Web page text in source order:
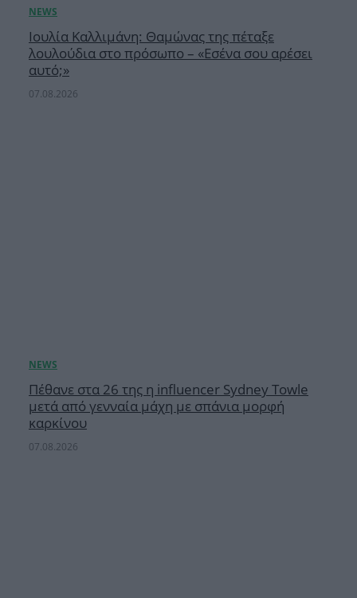
Ιουλία Καλλιμάνη: Θαμώνας της πέταξε
λουλούδια στο πρόσωπο – «Εσένα σου αρέσει
αυτό;»
07.08.2026
Πέθανε στα 26 της η influencer Sydney Towle
μετά από γενναία μάχη με σπάνια μορφή
καρκίνου
07.08.2026